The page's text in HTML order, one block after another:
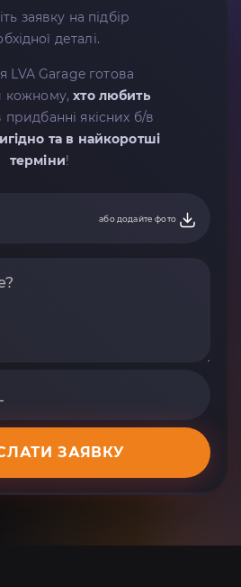
заявку на підбір
деталі.
LVA Garage готова
кожному,хто любить
придбанні якісних б/в
та в найкоротші
терміни!
або додайте фото
ЗАЯВКУ